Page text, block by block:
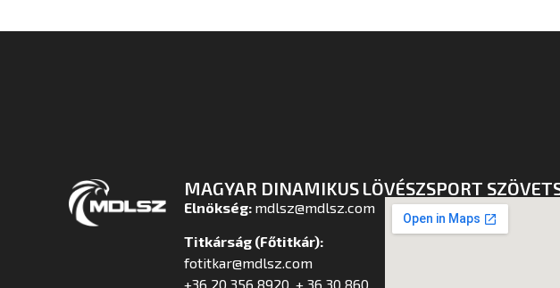
MAGYAR DINAMIKUS LÖVÉSZSPORT
Elnökség: mdlsz@mdlsz.com
Titkárság (Főtitkár):
fotitkar@mdlsz.com
+36 20 356 8920, + 36 30 860